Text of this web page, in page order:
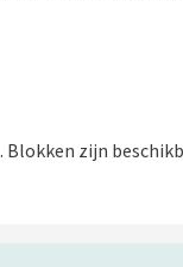
zijn